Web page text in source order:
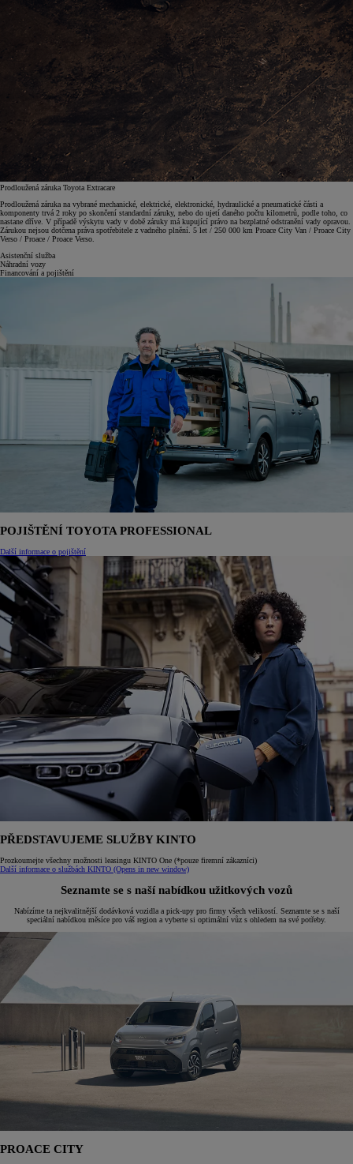
Prodloužená záruka Toyota Extracare
Prodloužená záruka na vybrané mechanické, elektrické, elektronické, hydraulické a pneumatické části a
komponenty trvá 2 roky po skončení standardní záruky, nebo do ujetí daného počtu kilometrů, podle toho, co
nastane dříve. V případě výskytu vady v době záruky má kupující právo na bezplatné odstranění vady opravou.
Zárukou nejsou dotčena práva spotřebitele z vadného plnění. 5 let / 250 000 km Proace City Van / Proace City
Verso / Proace / Proace Verso.
Asistenční služba
Náhradní vozy
Financování a pojištění
POJIŠTĚNÍ TOYOTA PROFESSIONAL
Další informace o pojištění
PŘEDSTAVUJEME SLUŽBY KINTO
Prozkoumejte všechny možnosti leasingu KINTO One (*pouze firemní zákazníci)
Další informace o službách KINTO (Opens in new window)
Seznamte se s naší nabídkou užitkových vozů
Nabízíme ta nejkvalitnější dodávková vozidla a pick-upy pro firmy všech velikostí. Seznamte se s naší
speciální nabídkou měsíce pro váš region a vyberte si optimální vůz s ohledem na své potřeby.
PROACE CITY